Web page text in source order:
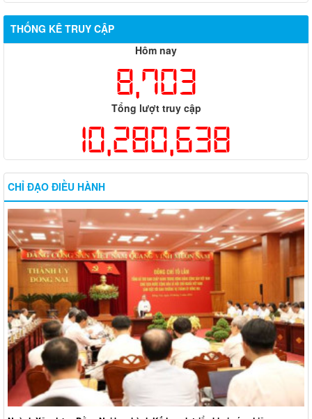
THỐNG KÊ TRUY CẬP
Hôm nay
8,703
Tổng lượt truy cập
10,280,638
CHỈ ĐẠO ĐIỀU HÀNH